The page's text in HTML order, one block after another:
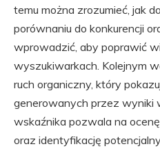
temu można zrozumieć, jak
porównaniu do konkurencji
wprowadzić, aby poprawić
wyszukiwarkach. Kolejnym
ruch organiczny, który
generowanych przez wyniki
wskaźnika pozwala na
oraz identyfikację